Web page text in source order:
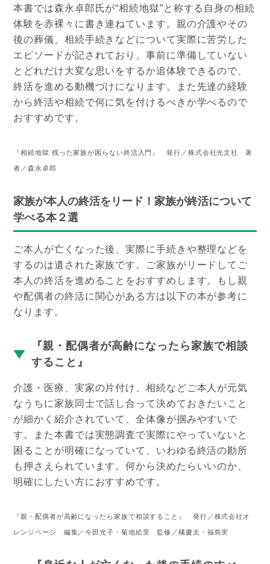
本書では森永卓郎氏が“相続地獄”と称する自身の相続
体験を赤裸々に書き連ねています。親の介護やその
後の葬儀、相続手続きなどについて実際に苦労した
エピソードが記されており、事前に準備していない
とどれだけ大変な思いをするか追体験できるので、
終活を進める動機づけになります。また先達の経験
から終活や相続で何に気を付けるべきか学べるので
おすすめです。
『相続地獄 残った家族が困らない終活入門』 発行／株式会社光文社 著
者／森永卓郎
家族が本人の終活をリード！家族が終活について
学べる本２選
ご本人が亡くなった後、実際に手続きや整理などを
するのは遺された家族です。ご家族がリードしてご
本人の終活を進めることをおすすめします。もし親
や配偶者の終活に関心がある方は以下の本が参考に
なります。
『親・配偶者が高齢になったら家族で相談
すること』
介護・医療、実家の片付け、相続などご本人が元気
なうちに家族同士で話し合って決めておきたいこと
が細かく紹介されていて、全体像が掴みやすいで
す。また本書では実態調査で実際にやっていないと
困ることが明確になっていて、いわゆる終活の勘所
も押さえられています。何から決めたらいいのか、
明確にしたい方におすすめです。
『親・配偶者が高齢になったら家族で相談すること』 発行／株式会社オ
レンジページ 編集／今田光子・菊地絵里 監修／橘慶太・福島実